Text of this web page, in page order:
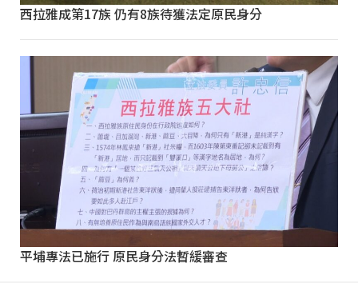
西拉雅成第17族 仍有8族待獲法定原民身分
平埔專法已施行 原民身分法暫緩審查